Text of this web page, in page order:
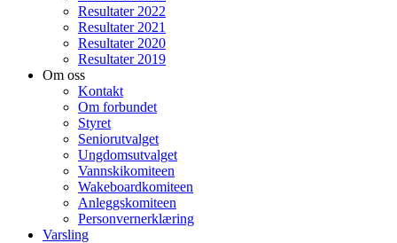
Resultater 2022
Resultater 2021
Resultater 2020
Resultater 2019
Om oss
Kontakt
Om forbundet
Styret
Seniorutvalget
Ungdomsutvalget
Vannskikomiteen
Wakeboardkomiteen
Anleggskomiteen
Personvernerklæring
Varsling